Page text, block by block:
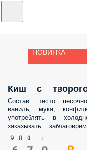
НОВИНКА
Киш с
Состав: тесто песочное,
конфитюр «Манго».
виде! Так что просим Вас
900 г.
670 ₽